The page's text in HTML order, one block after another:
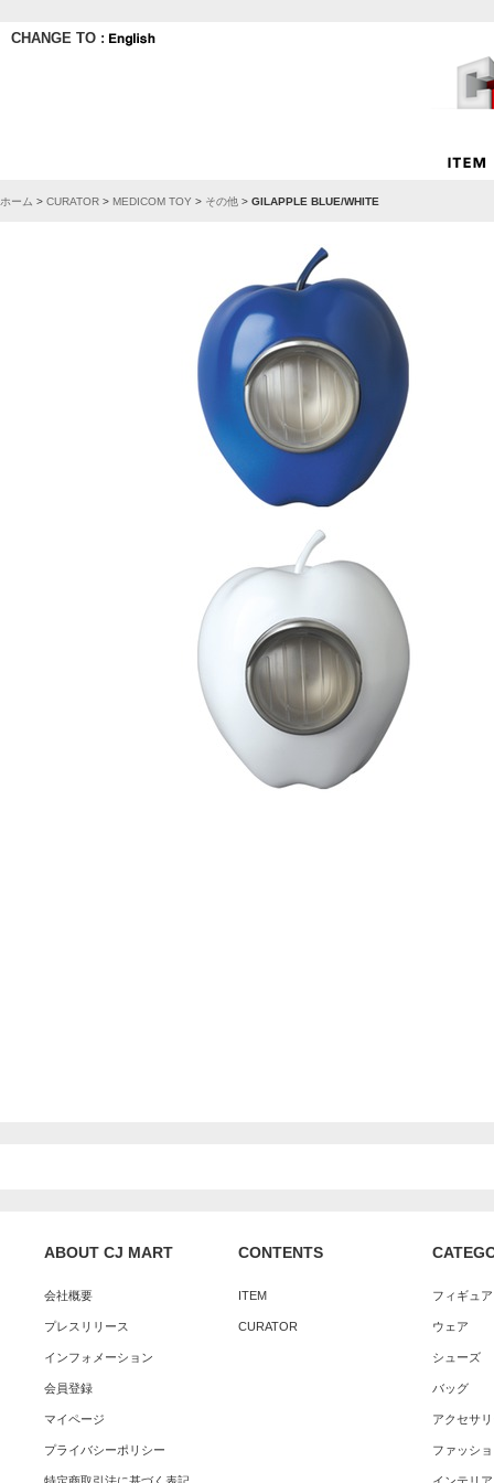
CHANGE TO :
ホーム > CURATOR > MEDICOM TOY > その他 > GILAPPLE BLUE/WHITE
ABOUT CJ MART
会社概要
プレスリリース
インフォメーション
会員登録
マイページ
プライバシーポリシー
CONTENTS
ITEM
CURATOR
フィギュ
ウェア
シューズ
バッグ
アクセサ
ファッシ